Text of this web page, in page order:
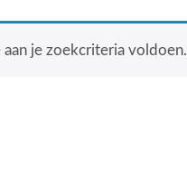
je zoekcriteria voldoen.